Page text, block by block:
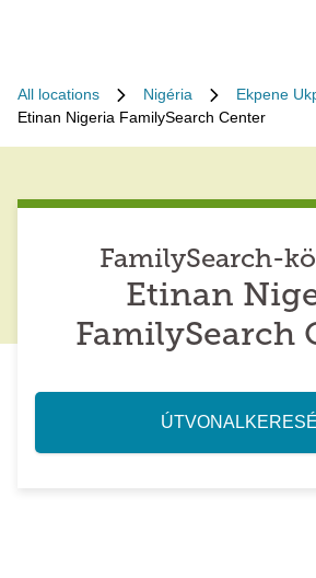
All locations Nigéria
Ekpene
Etinan Nigeria FamilySearch Center
FamilySearch-
Etinan
FamilySearch